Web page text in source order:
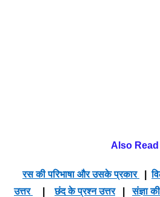
Also Read
रस की परिभाषा और उसके प्रकार |
उत्तर
|छंद के प्रश्न उत्तर|संज्ञा